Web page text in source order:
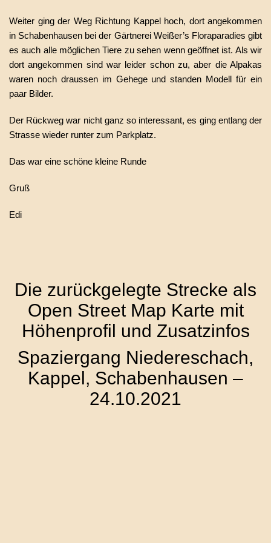
Weiter ging der Weg Richtung Kappel hoch, dort angekommen
in Schabenhausen bei der Gärtnerei Weißer’s Floraparadies gibt
es auch alle möglichen Tiere zu sehen wenn geöffnet ist. Als wir
dort angekommen sind war leider schon zu, aber die Alpakas
waren noch draussen im Gehege und standen Modell für ein
paar Bilder.
Der Rückweg war nicht ganz so interessant, es ging entlang der
Strasse wieder runter zum Parkplatz.
Das war eine schöne kleine Runde
Gruß
Edi
Die zurückgelegte Strecke als
Open Street Map Karte mit
Höhenprofil und Zusatzinfos
Spaziergang Niedereschach,
Kappel, Schabenhausen –
24.10.2021